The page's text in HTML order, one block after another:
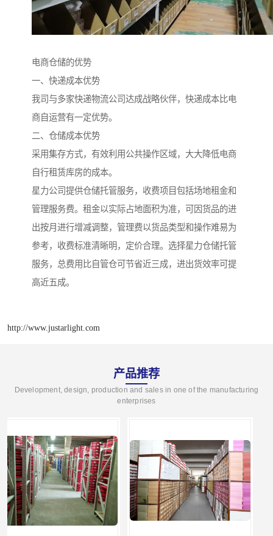
电商仓储的优势
一、快递成本优势
我司与多家快递物流公司达成战略伙伴，快递成本比电
商自运营有一定优势。
二、仓储成本优势
采用集存方式，有效利用公共操作区域，大大降低电商
自行租赁库房的成本。
星力公司提供仓储托管服务，收费项目包括场地租金和
管理服务费。租金以实际占地面积为准，可因货品的进
出按月进行增减调整，管理费以货品类型和操作难易为
参考，收费标准清晰明，定价合理。选择星力仓储托管
服务，总费用比自管仓可节省近三成，进出货效率可提
高近五成。
http://www.justarlight.com
产品推荐
Development, design, production and sales in one of the manufacturing
enterprises